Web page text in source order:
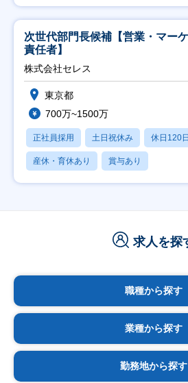
次世代部門長候補【営業・マー
責任者】
株式会社セレス
東京都
700万~1500万
正社員採用 土日祝休み 休日120
産休・育休あり 賞与あり
求人を探
職種から探す
業種から探す
勤務地から探す